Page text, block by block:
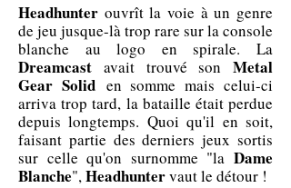
Headhunter ouvrît la voie à un genre
de jeu jusque-là trop rare sur la console
blanche au logo en spirale. La
Dreamcast avait trouvé son Metal
Gear Soliden somme mais celui-ci
arriva trop tard, la bataille était perdue
depuis longtemps. Quoi qu'il en soit,
faisant partie des derniers jeux sortis
sur celle qu'on surnomme "la Dame
Blanche",Headhuntervaut le détour !